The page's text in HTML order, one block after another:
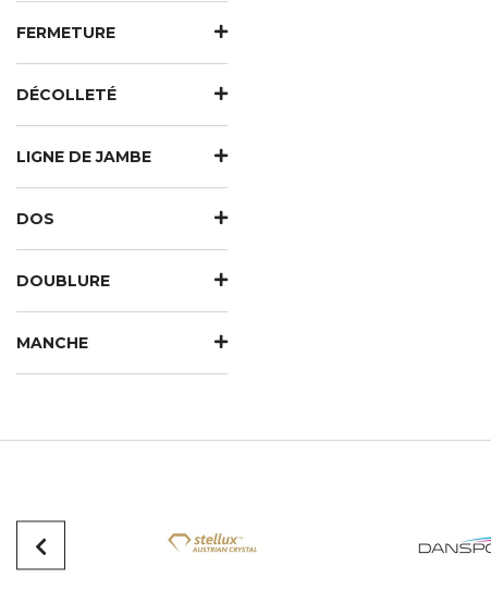
FERMETURE
DÉCOLLETÉ
LIGNE DE JAMBE
DOS
DOUBLURE
MANCHE